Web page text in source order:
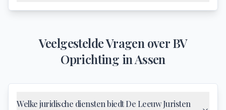
Veelgestelde Vragen overBV
Oprichting inAssen
Welke juridische diensten biedt De Leeuw Juristen